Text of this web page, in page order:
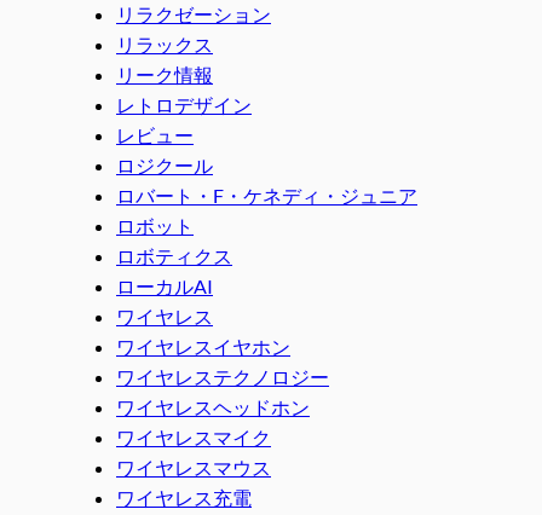
リラクゼーション
リラックス
リーク情報
レトロデザイン
レビュー
ロジクール
ロバート・F・ケネディ・ジュニア
ロボット
ロボティクス
ローカルAI
ワイヤレス
ワイヤレスイヤホン
ワイヤレステクノロジー
ワイヤレスヘッドホン
ワイヤレスマイク
ワイヤレスマウス
ワイヤレス充電